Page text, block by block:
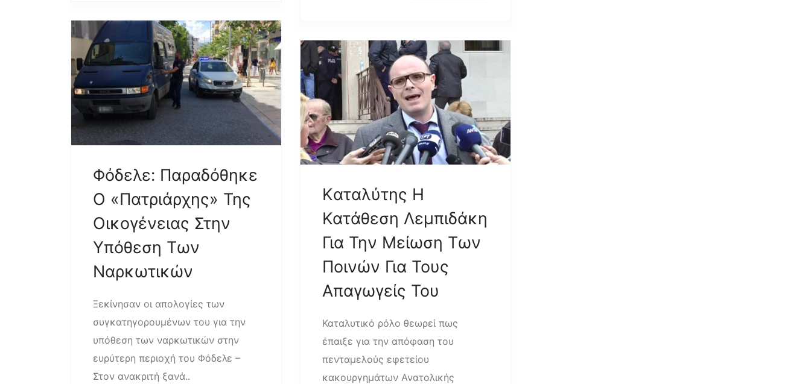
Φόδελε: Παραδόθηκε
Ο «πατριάρχης» Της
Οικογένειας Στην
Υπόθεση Των
Ναρκωτικών
Ξεκίνησαν οι απολογίες των
συγκατηγορουμένων του για την
υπόθεση των ναρκωτικών στην
ευρύτερη περιοχή του Φόδελε –
Στον ανακριτή ξανά..
Kαταλύτης Η
Κατάθεση Λεμπιδάκη
Για Την Μείωση Των
Ποινών Για Τους
Απαγωγείς Του
Καταλυτικό ρόλο θεωρεί πως
έπαιξε για την απόφαση του
πενταμελούς εφετείου
κακουργημάτων Ανατολικής